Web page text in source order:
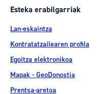
Esteka erabilgarriak
Lan-eskaintza
Kontratatzailearen profila
Egoitza elektronikoa
Mapak - GeoDonostia
Prentsa-aretoa